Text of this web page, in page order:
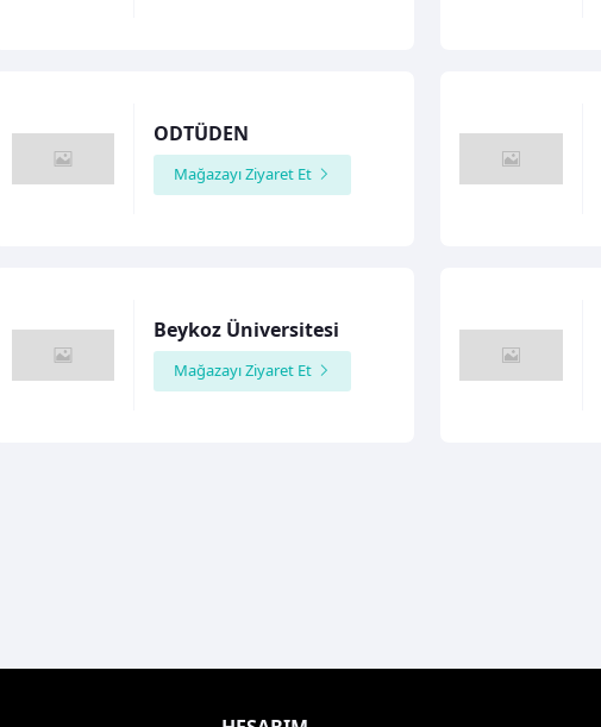
ODTÜDEN
Mağazayı Ziyaret Et
Beykoz Üniversitesi
Mağazayı Ziyaret Et